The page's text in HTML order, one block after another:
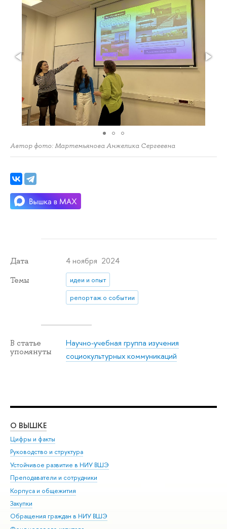
Автор фото: Мартемьянова Анжелика Сергеевна
Дата 4 ноября 2024
Темы
идеи и опыт
репортаж о событии
В статье
упомянуты
Научно-учебная группа изучения
социокультурных коммуникаций
О ВЫШКЕ
Цифры и факты
Руководство и структура
Устойчивое развитие в НИУ ВШЭ
Преподаватели и сотрудники
Корпуса и общежития
Закупки
Обращения граждан в НИУ ВШЭ